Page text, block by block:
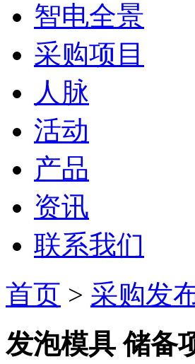
智电全景
采购项目
人脉
活动
产品
资讯
联系我们
首页 > 采购发
发泡模具 储备